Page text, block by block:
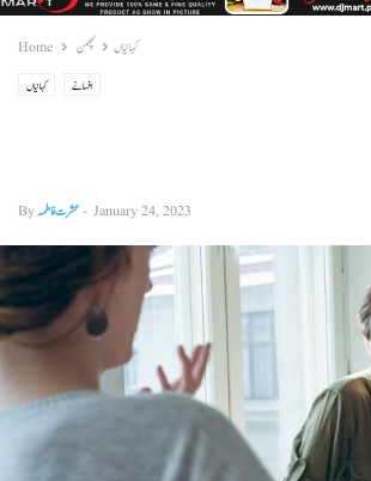
Home کہانیاں لچھمن
کہانیاں افسانے
Byعشرت فاطمہ- January 24, 2023